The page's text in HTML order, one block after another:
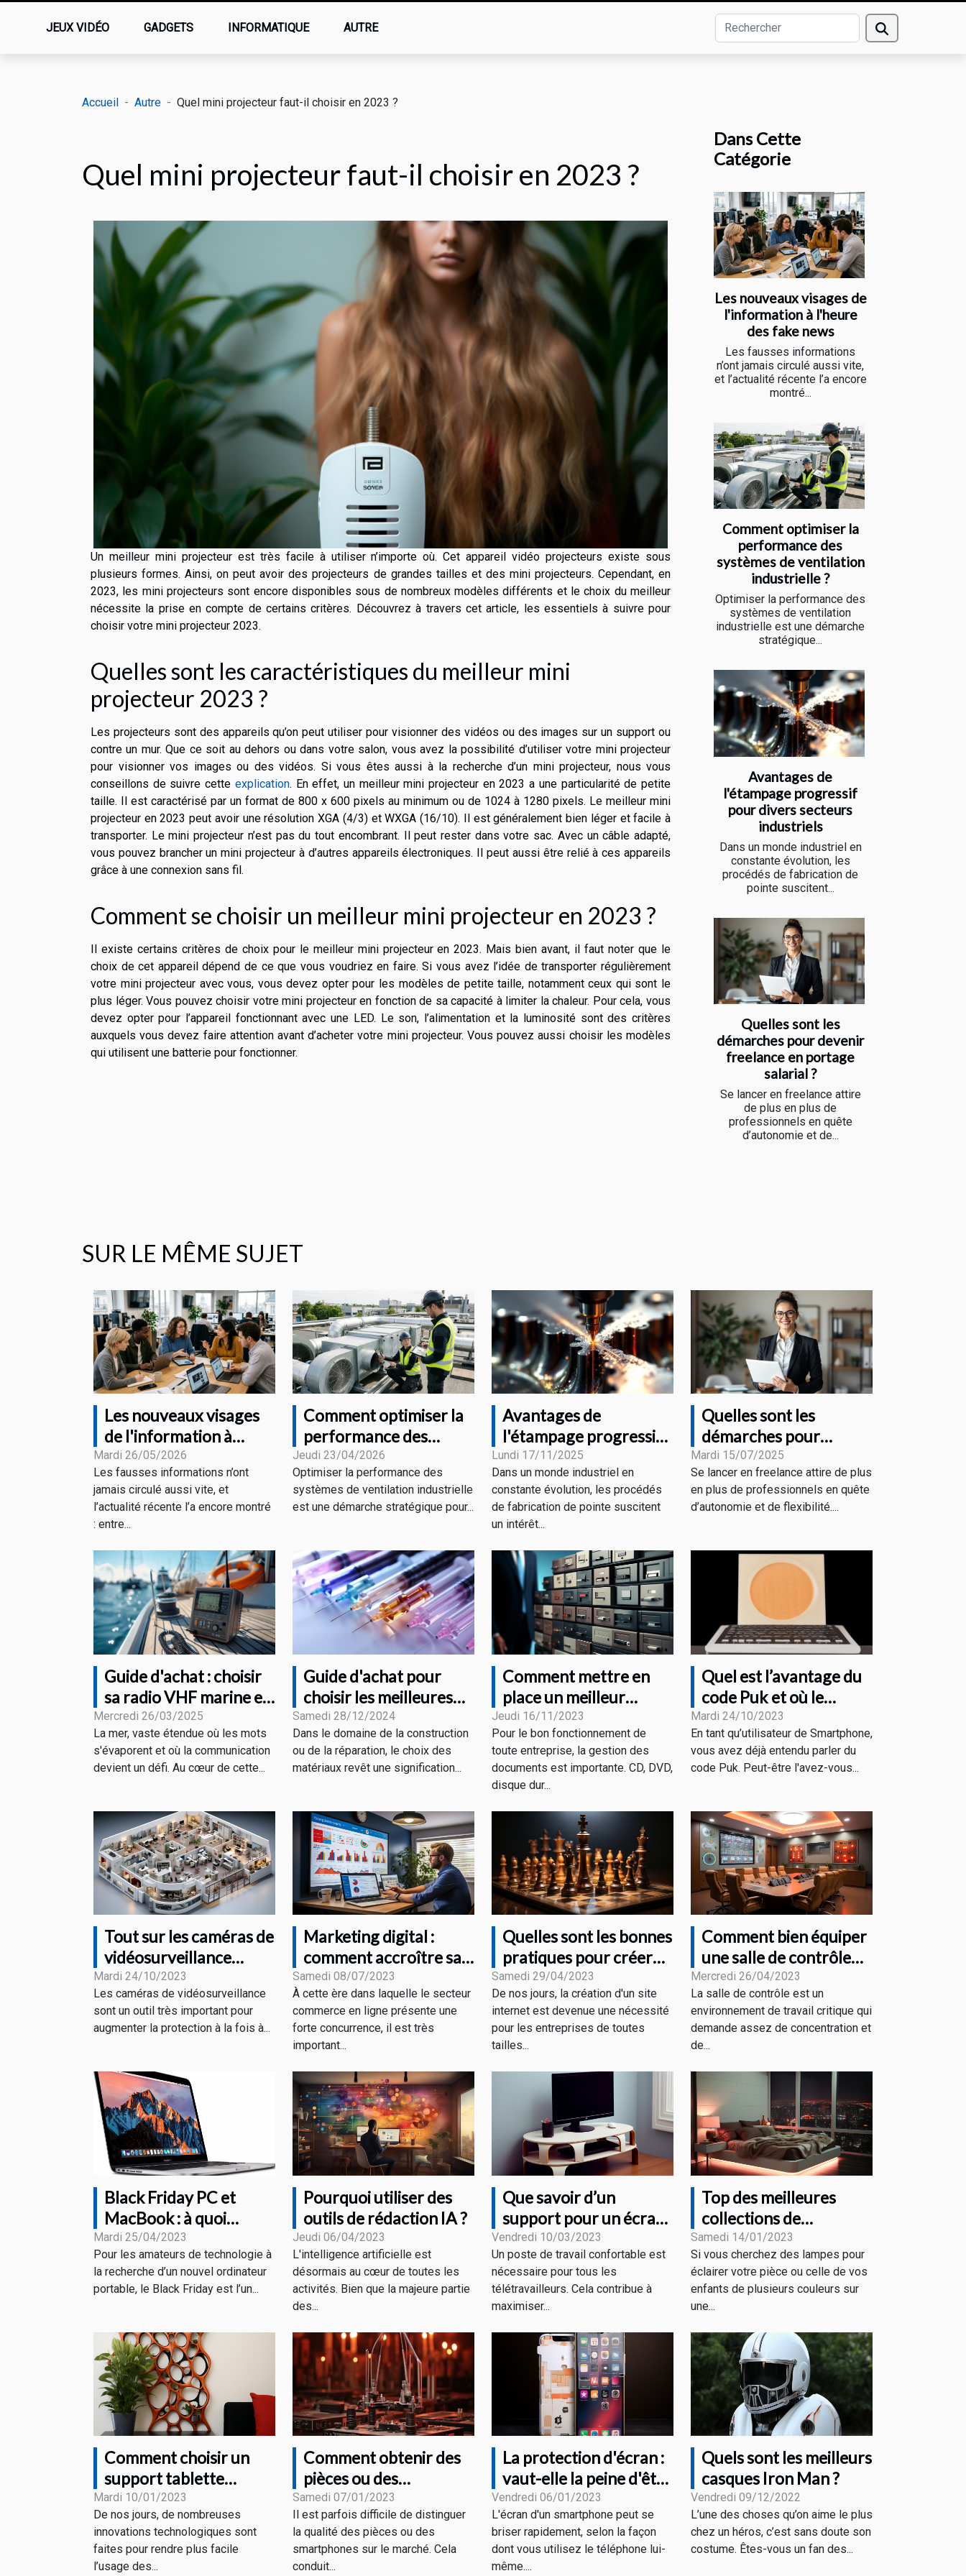
JEUX VIDÉO GADGETS INFORMATIQUE AUTRE
Accueil Autre Quel mini projecteur faut-il choisir en 2023 ?
Quel mini projecteur faut-il choisir en 2023 ?
Un meilleur mini projecteur est très facile à utiliser n’importe où. Cet appareil vidéo projecteurs existe sous
plusieurs formes. Ainsi, on peut avoir des projecteurs de grandes tailles et des mini projecteurs. Cependant, en
2023, les mini projecteurs sont encore disponibles sous de nombreux modèles différents et le choix du meilleur
nécessite la prise en compte de certains critères. Découvrez à travers cet article, les essentiels à suivre pour
choisir votre mini projecteur 2023.
Quelles sont les caractéristiques du meilleur mini
projecteur 2023 ?
Les projecteurs sont des appareils qu’on peut utiliser pour visionner des vidéos ou des images sur un support ou
contre un mur. Que ce soit au dehors ou dans votre salon, vous avez la possibilité d’utiliser votre mini projecteur
pour visionner vos images ou des vidéos. Si vous êtes aussi à la recherche d’un mini projecteur, nous vous
conseillons de suivre cette explication. En effet, un meilleur mini projecteur en 2023 a une particularité de petite
taille. Il est caractérisé par un format de 800 x 600 pixels au minimum ou de 1024 à 1280 pixels. Le meilleur mini
projecteur en 2023 peut avoir une résolution XGA (4/3) et WXGA (16/10). Il est généralement bien léger et facile à
transporter. Le mini projecteur n’est pas du tout encombrant. Il peut rester dans votre sac. Avec un câble adapté,
vous pouvez brancher un mini projecteur à d’autres appareils électroniques. Il peut aussi être relié à ces appareils
grâce à une connexion sans fil.
Comment se choisir un meilleur mini projecteur en 2023 ?
Il existe certains critères de choix pour le meilleur mini projecteur en 2023. Mais bien avant, il faut noter que le
choix de cet appareil dépend de ce que vous voudriez en faire. Si vous avez l’idée de transporter régulièrement
votre mini projecteur avec vous, vous devez opter pour les modèles de petite taille, notamment ceux qui sont le
plus léger. Vous pouvez choisir votre mini projecteur en fonction de sa capacité à limiter la chaleur. Pour cela, vous
devez opter pour l’appareil fonctionnant avec une LED. Le son, l’alimentation et la luminosité sont des critères
auxquels vous devez faire attention avant d’acheter votre mini projecteur. Vous pouvez aussi choisir les modèles
qui utilisent une batterie pour fonctionner.
Dans Cette
Catégorie
Les nouveaux visages de
l'information à l'heure
des fake news
Les fausses informations
n’ont jamais circulé aussi vite,
et l’actualité récente l’a encore
montré...
Comment optimiser la
performance des
systèmes de ventilation
industrielle ?
Optimiser la performance des
systèmes de ventilation
industrielle est une démarche
stratégique...
Avantages de
l'étampage progressif
pour divers secteurs
industriels
Dans un monde industriel en
constante évolution, les
procédés de fabrication de
pointe suscitent...
Quelles sont les
démarches pour devenir
freelance en portage
salarial ?
Se lancer en freelance attire
de plus en plus de
professionnels en quête
d’autonomie et de...
SUR LE MÊME SUJET
Les nouveaux visages
de l'information à
l'heure des fake news
Mardi 26/05/2026
Les fausses informations n’ont
jamais circulé aussi vite, et
l’actualité récente l’a encore montré
: entre...
Comment optimiser la
performance des
systèmes de ventilation
industrielle ?
Jeudi 23/04/2026
Optimiser la performance des
systèmes de ventilation industrielle
est une démarche stratégique pour...
Avantages de
l'étampage progressif
pour divers secteurs
industriels
Lundi 17/11/2025
Dans un monde industriel en
constante évolution, les procédés
de fabrication de pointe suscitent
un intérêt...
Quelles sont les
démarches pour
devenir freelance en
portage salarial ?
Mardi 15/07/2025
Se lancer en freelance attire de plus
en plus de professionnels en quête
d’autonomie et de flexibilité....
Guide d'achat : choisir
sa radio VHF marine en
fonction de ses besoins
Mercredi 26/03/2025
La mer, vaste étendue où les mots
s'évaporent et où la communication
devient un défi. Au cœur de cette...
Guide d'achat pour
choisir les meilleures
aiguilles en fibre de
verre et recharges
Samedi 28/12/2024
Dans le domaine de la construction
ou de la réparation, le choix des
matériaux revêt une signification...
Comment mettre en
place un meilleur
système d'archivage
électronique ?
Jeudi 16/11/2023
Pour le bon fonctionnement de
toute entreprise, la gestion des
documents est importante. CD, DVD,
disque dur...
Quel est l’avantage du
code Puk et où le
trouver ?
Mardi 24/10/2023
En tant qu’utilisateur de Smartphone,
vous avez déjà entendu parler du
code Puk. Peut-être l'avez-vous...
Tout sur les caméras de
vidéosurveillance
connectées
Mardi 24/10/2023
Les caméras de vidéosurveillance
sont un outil très important pour
augmenter la protection à la fois à...
Marketing digital :
comment accroître sa
visibilité grâce aux
différentes stratégies ?
Samedi 08/07/2023
À cette ère dans laquelle le secteur
commerce en ligne présente une
forte concurrence, il est très
important...
Quelles sont les bonnes
pratiques pour créer
un site web rentable ?
Samedi 29/04/2023
De nos jours, la création d'un site
internet est devenue une nécessité
pour les entreprises de toutes
tailles...
Comment bien équiper
une salle de contrôle
pour un bon
rendement ?
Mercredi 26/04/2023
La salle de contrôle est un
environnement de travail critique qui
demande assez de concentration et
de...
Black Friday PC et
MacBook : à quoi
s’attendre comme
promotions ?
Mardi 25/04/2023
Pour les amateurs de technologie à
la recherche d’un nouvel ordinateur
portable, le Black Friday est l’un...
Pourquoi utiliser des
outils de rédaction IA ?
Jeudi 06/04/2023
L'intelligence artificielle est
désormais au cœur de toutes les
activités. Bien que la majeure partie
des...
Que savoir d’un
support pour un écran
PC ?
Vendredi 10/03/2023
Un poste de travail confortable est
nécessaire pour tous les
télétravailleurs. Cela contribue à
maximiser...
Top des meilleures
collections de
CHAMBRE
AESTHETIC LED du
moment
Samedi 14/01/2023
Si vous cherchez des lampes pour
éclairer votre pièce ou celle de vos
enfants de plusieurs couleurs sur
une...
Comment choisir un
support tablette
design ?
Mardi 10/01/2023
De nos jours, de nombreuses
innovations technologiques sont
faites pour rendre plus facile
l’usage des...
Comment obtenir des
pièces ou des
smartphones de qualité
?
Samedi 07/01/2023
Il est parfois difficile de distinguer
la qualité des pièces ou des
smartphones sur le marché. Cela
conduit...
La protection d'écran :
vaut-elle la peine d'être
achetée ?
Vendredi 06/01/2023
L'écran d'un smartphone peut se
briser rapidement, selon la façon
dont vous utilisez le téléphone lui-
même....
Quels sont les meilleurs
casques Iron Man ?
Vendredi 09/12/2022
L’une des choses qu’on aime le plus
chez un héros, c’est sans doute son
costume. Êtes-vous un fan des...